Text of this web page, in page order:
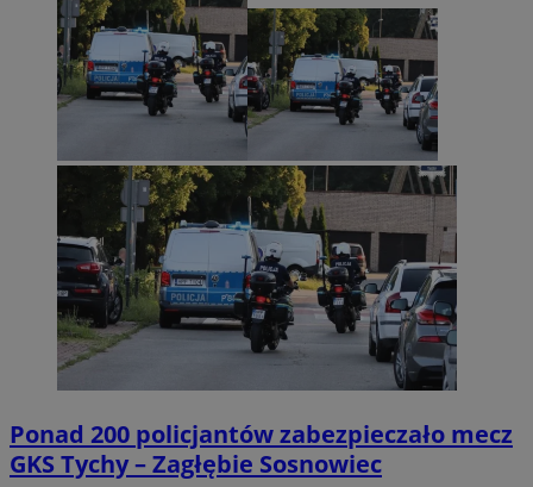
Ponad 200 policjantów zabezpieczało mecz
GKS Tychy – Zagłębie Sosnowiec